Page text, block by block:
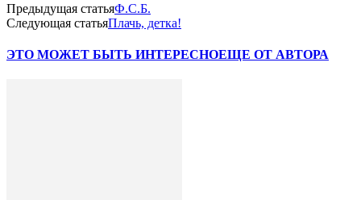
Предыдущая статьяФ.С.Б.
Следующая статьяПлачь, детка!
ЭТО МОЖЕТ БЫТЬ ИНТЕРЕСНОЕЩЕ ОТ АВТОРА